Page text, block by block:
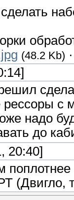
(48.2 Kb)
рессоры
надо
до
20:40]